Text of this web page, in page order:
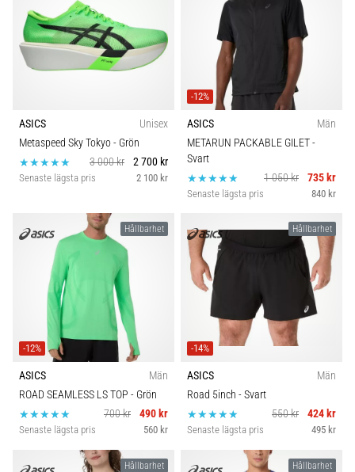
ASICS
Unisex
Metaspeed Sky Tokyo- Grön
3 000 kr
2 700 kr
Senaste lägsta pris 2 100 kr
-12%
ASICS
Män
METARUN PACKABLE GILET-
Svart
1 050 kr
735 kr
Senaste lägsta pris 840 kr
Hållbarhet
-12%
ASICS
Män
ROAD SEAMLESS LS TOP - Grön
700 kr
490 kr
Senaste lägsta pris 560 kr
Hållbarhet
-14%
ASICS
Män
Road 5inch - Svart
550 kr
424 kr
Senaste lägsta pris 495 kr
Hållbarhet Hållbarhet